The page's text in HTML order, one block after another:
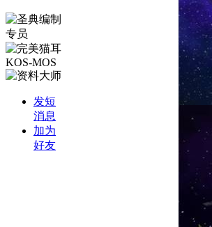
发短
消息
加为
好友